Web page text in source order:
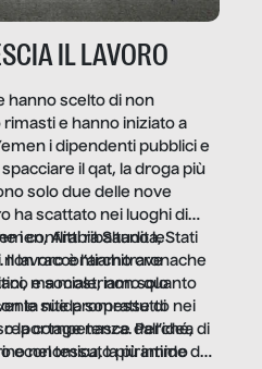
IL LAVORO
hanno scelto di non
e hanno iniziato a
i dipendenti pubblici e
il qat, la droga più
solo due delle nove
ha scattato nei luoghi di
i conflitti ribaltano le
lavoro è l’architrave
e sociale, non solo
nitida soprattutto nei
nasce dall’idea
nel tessuto più intimo
Arabia Saudita, Stati
non raccontiamo cronache
ma mostriamo quanto
le sue promesse di
la competenza. Perché, di
economica, la piramide del